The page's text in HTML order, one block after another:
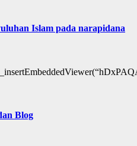
Islam pada narapidana
Blog